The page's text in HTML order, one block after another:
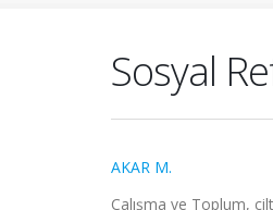
Sosyal
AKAR M.
Çalışma ve Toplum,